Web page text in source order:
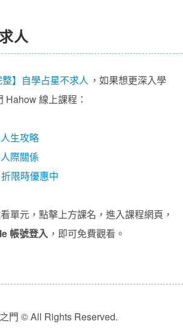
人
整】自學占星不求人 ，如果想更深入學
Hahow 線上課程：
生攻略
際關係
限時優惠中
單元，點擊上方課名，進入課程網頁，
帳號登入 ，即可免費觀看。
門 © All Rights Reserved.